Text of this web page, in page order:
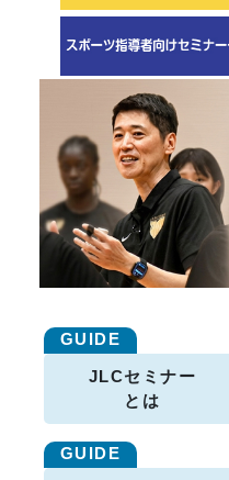
JLCセミナー
とは